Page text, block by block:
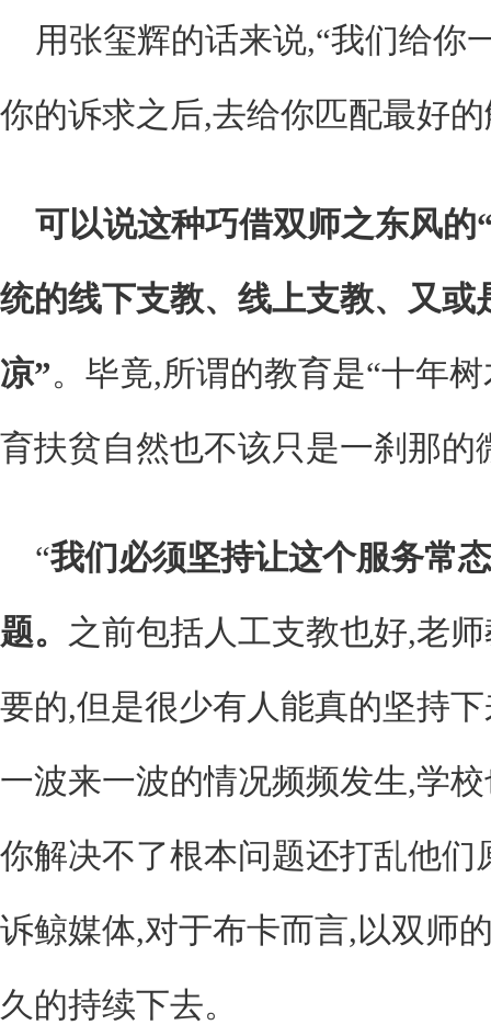
用张玺辉的话来说,“我们给你
你的诉求之后,去给你匹配最好
可以说这种巧借双师之东风的
统的线下支教、线上支教、又或
凉”。毕竟,所谓的教育是“十年
育扶贫自然也不该只是一刹那的
“我们必须坚持让这个服务常
题。 之前包括人工支教也好,老
要的,但是很少有人能真的坚持
一波来一波的情况频频发生,学
你解决不了根本问题还打乱他们
诉鲸媒体,对于布卡而言,以双师
久的持续下去。